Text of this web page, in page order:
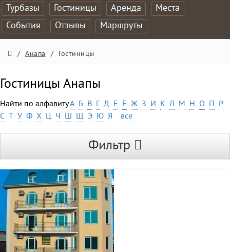
Турбазы Гостиницы Аренда
Места
События
Отзывы Маршруты
/ Анапа / Гостиницы
Гостиницы Анапы
Найти по алфавитуА Б В Г Д Е Ё Ж З И К Л М Н О П Р
С Т У Ф Х Ц Ч Ш Щ Э Ю Я все
Фильтр